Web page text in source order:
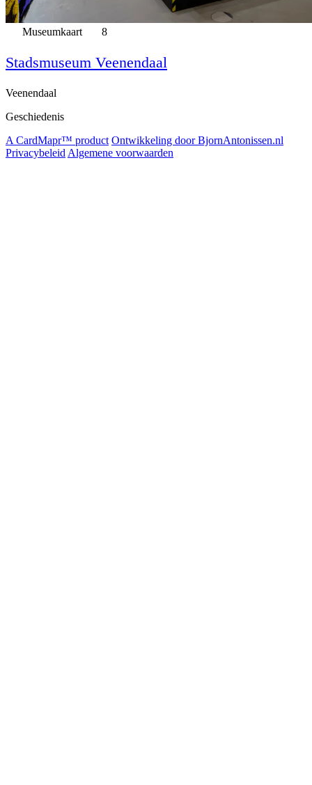
Museumkaart 8
Stadsmuseum Veenendaal
Veenendaal
Geschiedenis
A CardMapr™ product Ontwikkeling door BjornAntonissen.nl
Privacybeleid Algemene voorwaarden